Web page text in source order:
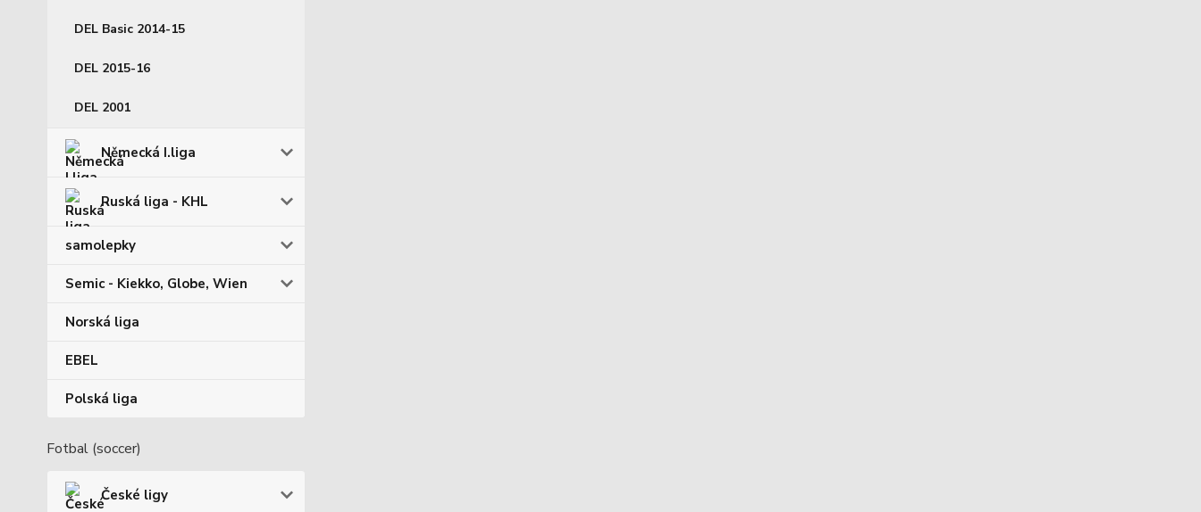
DEL Basic 2014-15
DEL 2015-16
DEL 2001
Německá I.liga
Ruská liga - KHL
samolepky
Semic - Kiekko, Globe, Wien
Norská liga
EBEL
Polská liga
Fotbal (soccer)
České ligy